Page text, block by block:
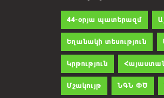
44-օրյա պատերազմ
Եղանակի տեսություն
Կրթություն
Մշակույթ ՆԳՆ ՓԾ